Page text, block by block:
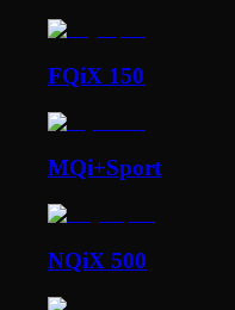
FQiX 150
MQi+Sport
NQiX 500